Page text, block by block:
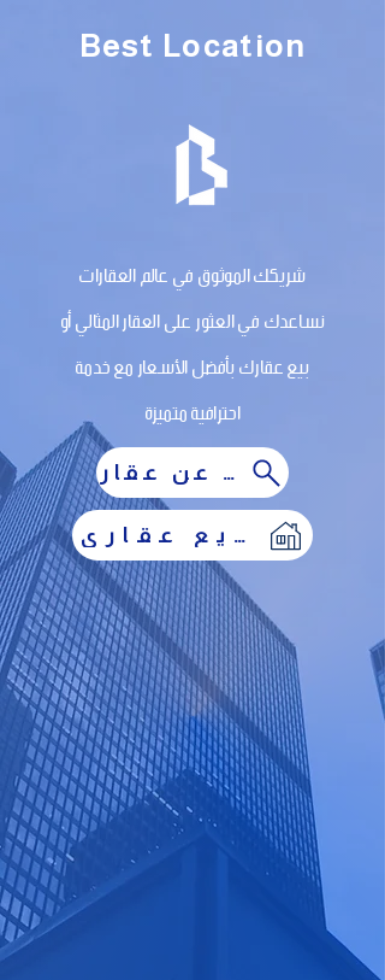
Best Location
شريكك الموثوق في عالم العقارات
نساعدك في العثور على العقار المثالي أو
بيع عقارك بأفضل الأسعار مع خدمة
احترافية متميزة
أبحث عن عقار
أرغب في بيع عقاري